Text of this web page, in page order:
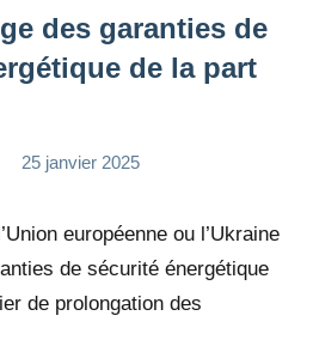
des garanties de
de la part
25 janvier 2025
européenne ou l’Ukraine
de sécurité énergétique
de prolongation des